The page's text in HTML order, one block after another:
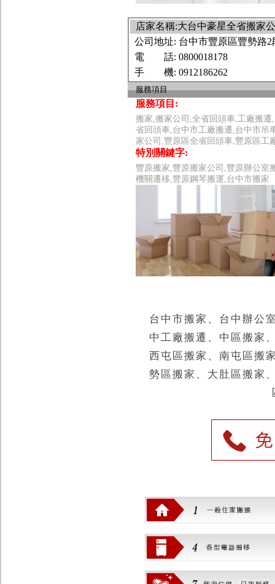
店家名稱:大台中豪星全省搬
公司地址: 台中市豐原區豐勢路2
電 話: 0800018178
手 機: 0912186262
服務項目
服務項目:
搬家,搬家公司,全省回頭車,工廠搬
省回頭車,台中市工廠搬遷,台中市吊
家公司,豐原區全省回頭車,豐原區工
特別關鍵字:
豐原搬家,豐原搬家公司,豐原辦公室
機關遷移,豐原鋼琴搬運,台中市搬家
台中市搬家、台中辦公
中工廠搬遷、中區搬家
西屯區搬家、南屯區搬
勢區搬家、大肚區搬家